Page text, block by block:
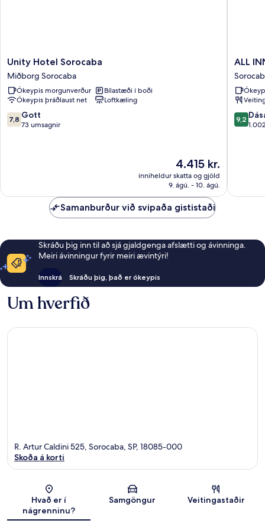
Unity
Hotel
Sorocaba
Miðborg
Sorocaba
Unity Hotel Sorocaba
Miðborg Sorocaba
Ókeypis morgunverður
Bílastæði í boði
Ókeypis þráðlaust net
Loftkæling
7.8
af
7,8 Gott
73 umsagnir
Verðið
er
4.415 kr.
4.415 kr.
inniheldur skatta og gjöld
9. ágú. - 10. ágú.
ALL
INN
ALL
9.2
af
9,2
Samanburður við svipaða gististaði
Skráðu þig inn til að sjá gjaldgenga afslætti og ávinninga.
Meiri ávinningur fyrir meiri ævintýri!
Innskrá Skráðu þig, það er ókeypis
Um hverfið
Kort
R. Artur Caldini 525, Sorocaba, SP, 18085-000
Skoða á korti
Hvað er í
nágrenninu?
Samgöngur Veitingastaðir